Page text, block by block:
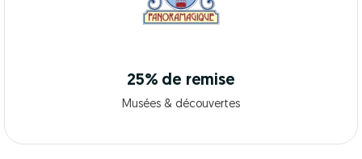
25% de remise
Musées & découvertes